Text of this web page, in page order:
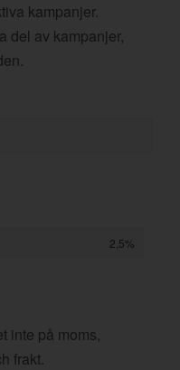
kampanjer.
del av kampanjer,
2,5%
inte på moms,
frakt.